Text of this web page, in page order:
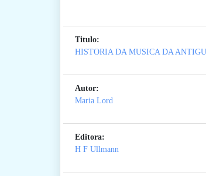
Titulo:
HISTORIA DA MUSICA DA
Autor:
Maria Lord
Editora:
H F Ullmann